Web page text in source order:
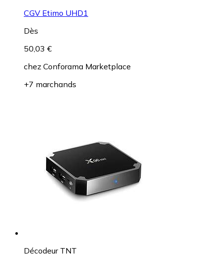
CGV Etimo UHD1
Dès
50,03 €
chez Conforama Marketplace
+7 marchands
Décodeur TNT